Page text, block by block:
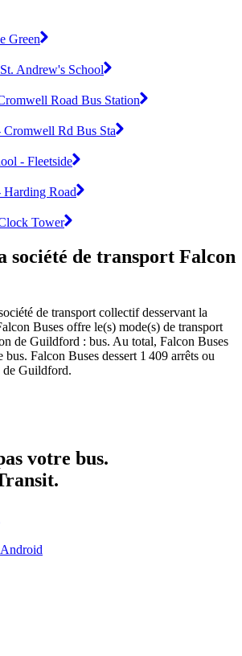
Green
Andrew's School
Road Bus Station
Cromwell Rd Bus Sta
- Fleetside
Road
Tower
société de transport Falcon
de transport collectif desservant la
Buses offre le(s) mode(s) de transport
de Guildford : bus. Au total, Falcon Buses
Falcon Buses dessert 1 409 arrêts ou
de Guildford.
votre bus.
Android